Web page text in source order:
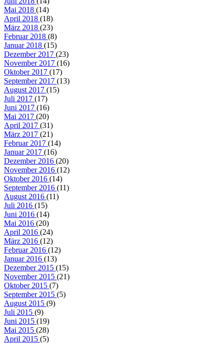
Mai 2018 (14)
April 2018 (18)
März 2018 (23)
Februar 2018 (8)
Januar 2018 (15)
Dezember 2017 (23)
November 2017 (16)
Oktober 2017 (17)
September 2017 (13)
August 2017 (15)
Juli 2017 (17)
Juni 2017 (16)
Mai 2017 (20)
April 2017 (31)
März 2017 (21)
Februar 2017 (14)
Januar 2017 (16)
Dezember 2016 (20)
November 2016 (12)
Oktober 2016 (14)
September 2016 (11)
August 2016 (11)
Juli 2016 (15)
Juni 2016 (14)
Mai 2016 (20)
April 2016 (24)
März 2016 (12)
Februar 2016 (12)
Januar 2016 (13)
Dezember 2015 (15)
November 2015 (21)
Oktober 2015 (7)
September 2015 (5)
August 2015 (9)
Juli 2015 (9)
Juni 2015 (19)
Mai 2015 (28)
April 2015 (5)